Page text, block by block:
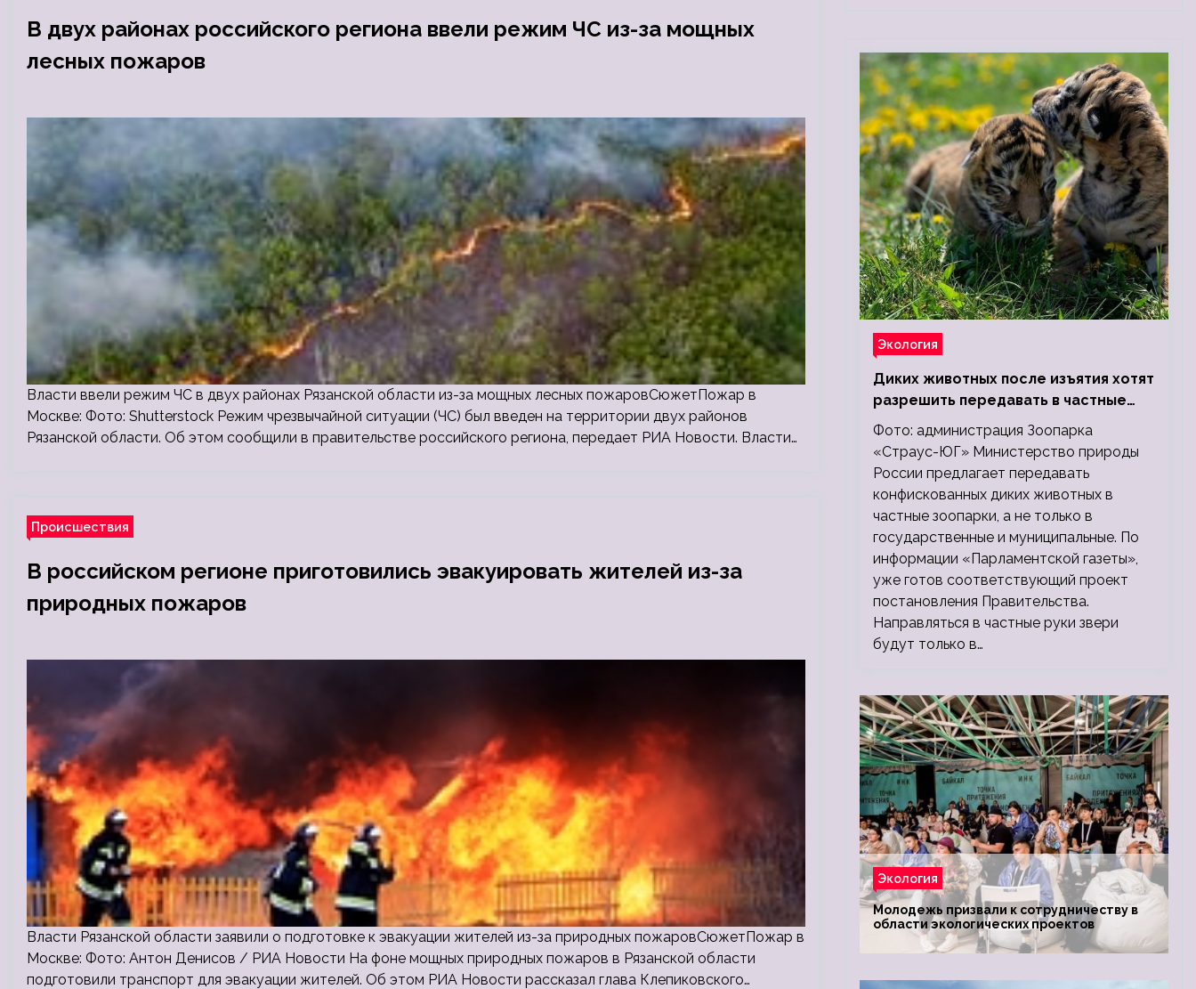
В двух районах российского региона ввели режим ЧС из-за мощных
лесных пожаров
Власти ввели режим ЧС в двух районах Рязанской области из-за мощных лесных пожаровСюжетПожар в
Москве: Фото: Shutterstock Режим чрезвычайной ситуации (ЧС) был введен на территории двух районов
Рязанской области. Об этом сообщили в правительстве российского региона, передает РИА Новости. Власти…
Происшествия
В российском регионе приготовились эвакуировать жителей из-за
природных пожаров
Власти Рязанской области заявили о подготовке к эвакуации жителей из-за природных пожаровСюжетПожар в
Москве: Фото: Антон Денисов / РИА Новости На фоне мощных природных пожаров в Рязанской области
подготовили транспорт для эвакуации жителей. Об этом РИА Новости рассказал глава Клепиковского…
Экология
Диких животных после изъятия хотят
разрешить передавать в частные
зоопарки
Фото: администрация Зоопарка
«Страус-ЮГ» Министерство природы
России предлагает передавать
конфискованных диких животных в
частные зоопарки, а не только в
государственные и муниципальные. По
информации «Парламентской газеты»,
уже готов соответствующий проект
постановления Правительства.
Направляться в частные руки звери
будут только в…
Экология
Молодежь призвали к сотрудничеству в
области экологических проектов